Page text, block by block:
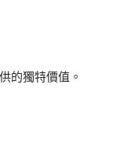
的獨特價值。